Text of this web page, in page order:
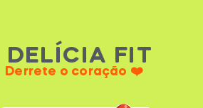
DELÍCIA FIT
Derrete o coração ❤️